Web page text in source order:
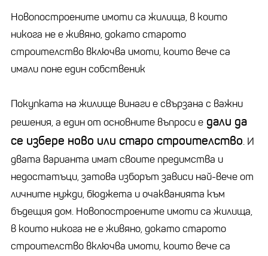
Новопостроените имоти са жилища, в които
никога не е живяно, докато старото
строителство включва имоти, които вече са
имали поне един собственик
Покупката на жилище винаги е свързана с важни
решения, а един от основните въпроси е дали да
се избере ново или старо строителство. И
двата варианта имат своите предимства и
недостатъци, затова изборът зависи най-вече от
личните нужди, бюджета и очакванията към
бъдещия дом. Новопостроените имоти са жилища,
в които никога не е живяно, докато старото
строителство включва имоти, които вече са